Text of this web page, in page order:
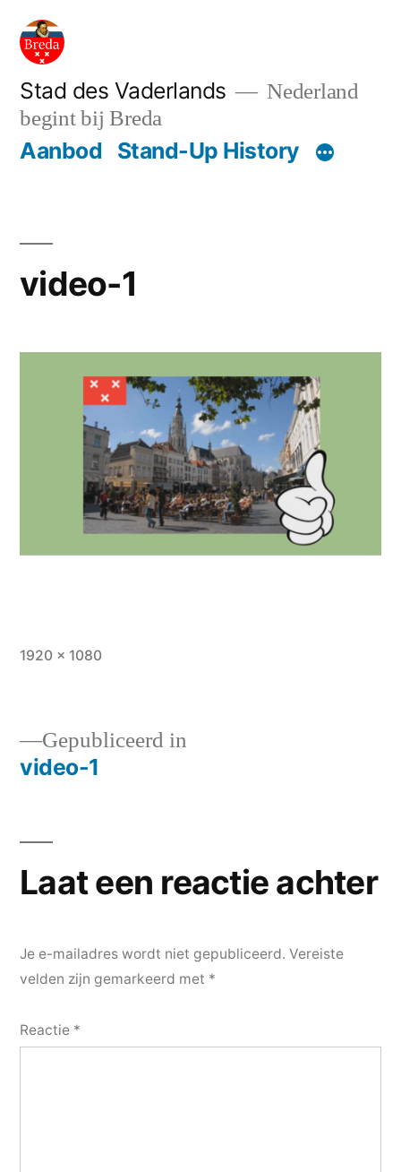
naar
inhoud
Stad des Vaderlands
Nederland
begint bij Breda
Aanbod Stand-Up History
video-1
Volledige
1920 × 1080
Bericht
Gepubliceerd in
video-1
Laat een reactie achter
Je e-mailadres wordt niet gepubliceerd. Vereiste
velden zijn gemarkeerd met *
Reactie *